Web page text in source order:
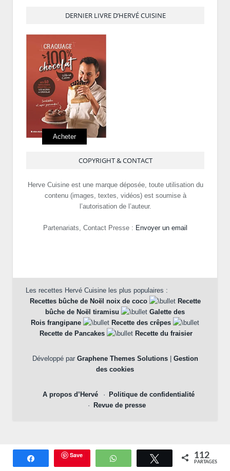
DERNIER LIVRE D’HERVÉ CUISINE
Acheter
COPYRIGHT & CONTACT
Herve Cuisine est une marque déposée, toute utilisation du
contenu (images, textes, vidéos) est soumise à
l’autorisation de l’auteur.
Partenariats, Contact Presse : Envoyer un email
Les recettes Hervé Cuisine les plus populaires :
Recettes bûche de Noël noix de coco
Recette
bûche de Noël tiramisu
Galette des
Rois frangipane
Recette des crêpes
Recette de Pancakes
Recette du fraisier
Développé par Graphene Themes Solutions| Gestion
des cookies
A propos d’Hervé
Politique de confidentialité
Revue de presse
Partagez Save WhatsApp Tweetez 112
PARTAGES